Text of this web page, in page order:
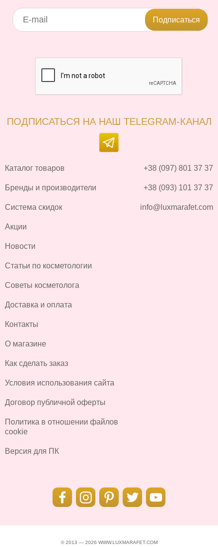
Подписаться
ПОДПИСАТЬСЯ НА НАШ TELEGRAM-КАНАЛ
Каталог товаров
Бренды и производители
Система скидок
Акции
Новости
Статьи по косметологии
Советы косметолога
Доставка и оплата
Контакты
О магазине
Как сделать заказ
Условия использования сайта
Договор публичной оферты
Политика в отношении файлов
cookie
Версия для ПК
+38 (097) 801 37 37
+38 (093) 101 37 37
info@luxmarafet.com
© 2013 — 2026 WWW.LUXMARAFET.COM